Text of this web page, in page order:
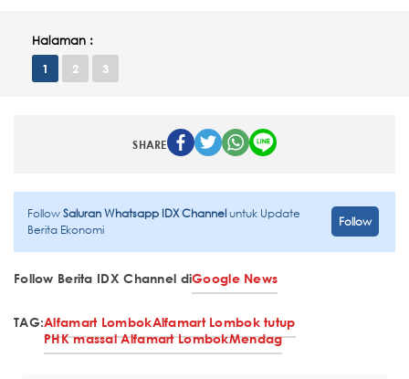
Halaman :
1 2 3
SHARE
FollowSaluran Whatsapp IDX Channeluntuk Update
Berita Ekonomi
Follow
Follow Berita IDX Channel diGoogle News
TAG:Alfamart LombokAlfamart Lombok tutup
PHK massal Alfamart LombokMendag